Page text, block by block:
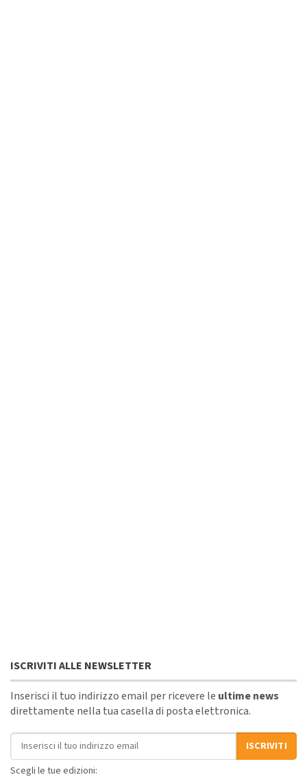
ISCRIVITI ALLE NEWSLETTER
Inserisci il tuo indirizzo email per ricevere le ultime news
direttamente nella tua casella di posta elettronica.
Indirizzo email
ISCRIVITI
Scegli le tue edizioni: